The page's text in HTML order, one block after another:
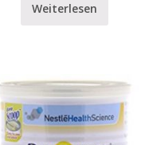
Weiterlesen